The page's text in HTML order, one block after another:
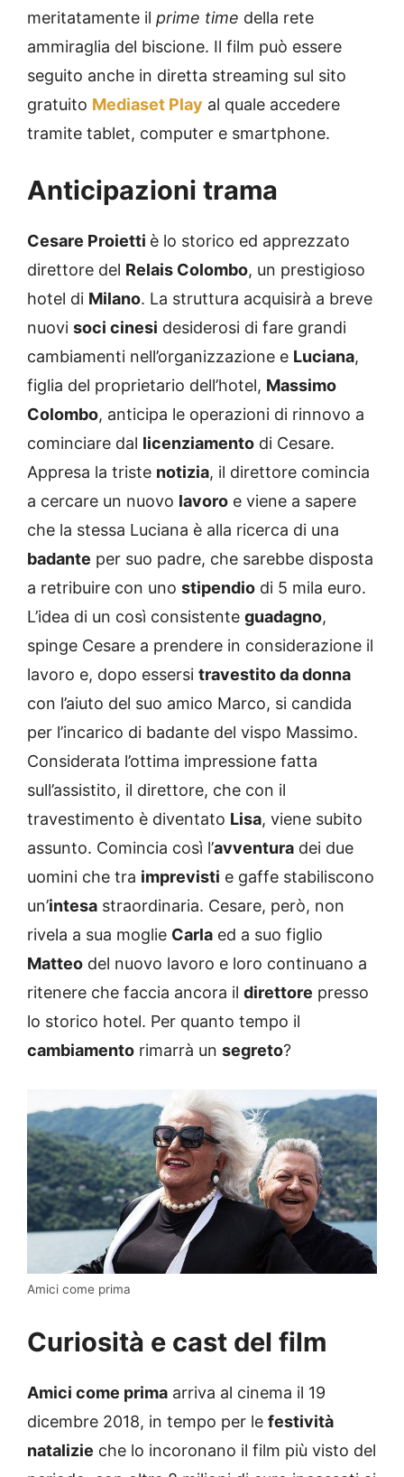
meritatamente il prime time della rete
ammiraglia del biscione. Il film può essere
seguito anche in diretta streaming sul sito
gratuito Mediaset Play al quale accedere
tramite tablet, computer e smartphone.
Anticipazioni trama
Cesare Proietti è lo storico ed apprezzato
direttore del Relais Colombo, un prestigioso
hotel di Milano. La struttura acquisirà a breve
nuovi soci cinesi desiderosi di fare grandi
cambiamenti nell’organizzazione e Luciana,
figlia del proprietario dell’hotel, Massimo
Colombo, anticipa le operazioni di rinnovo a
cominciare dal licenziamento di Cesare.
Appresa la triste notizia, il direttore comincia
a cercare un nuovo lavoro e viene a sapere
che la stessa Luciana è alla ricerca di una
badante per suo padre, che sarebbe disposta
a retribuire con uno stipendio di 5 mila euro.
L’idea di un così consistente guadagno,
spinge Cesare a prendere in considerazione il
lavoro e, dopo essersi travestito da donna
con l’aiuto del suo amico Marco, si candida
per l’incarico di badante del vispo Massimo.
Considerata l’ottima impressione fatta
sull’assistito, il direttore, che con il
travestimento è diventato Lisa, viene subito
assunto. Comincia così l’avventura dei due
uomini che tra imprevisti e gaffe stabiliscono
un’intesa straordinaria. Cesare, però, non
rivela a sua moglie Carla ed a suo figlio
Matteo del nuovo lavoro e loro continuano a
ritenere che faccia ancora il direttore presso
lo storico hotel. Per quanto tempo il
cambiamento rimarrà un segreto?
Amici come prima
Curiosità e cast del film
Amici come prima arriva al cinema il 19
dicembre 2018, in tempo per le festività
natalizie che lo incoronano il film più visto del